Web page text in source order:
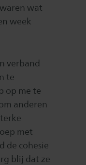
wat
week
verband
te
op me te
anderen
met
de cohesie
blij dat ze